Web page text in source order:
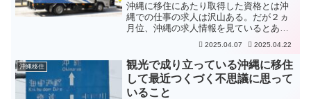
沖縄に移住にあたり取得した資格とは沖
縄での仕事の求人は沢山ある。だが２ヵ
月位、沖縄の求人情報を見ているとあま
り変わっていないことに気づく。今まで
はシステムエンジニアとして働いて来た
が、長い人生ずっと続けられるとは思わ
ない。そう考えると、沖縄...
2025.04.07 2025.04.22
沖縄移住
観光で成り立っている沖縄に移住
して最近つくづく不思議に思って
いること